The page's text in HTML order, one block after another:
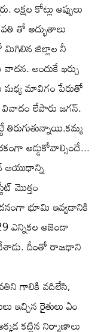
కోట్లు అప్పులు
తో అద్భుతాలు
జిల్లాల నీ
వాదన. అందుకే ఖర్చు
మధ్య మావిగం పేరుతో
లేపారు జగన్.
అడ్డుకోవాల్సిందే...
ఆయుధాన్ని
మొత్తం
భూమి ఇవ్వడానికి
ఎన్నికల అజెండా
దీంతో రాజధాని
గాలికి వదిలేసి,
ఇచ్చిన రైతులు ఏం
కట్టిన నిర్మాణాలు